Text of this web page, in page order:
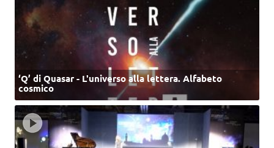
‘Q’ di Quasar - L'universo alla lettera. Alfabeto
cosmico